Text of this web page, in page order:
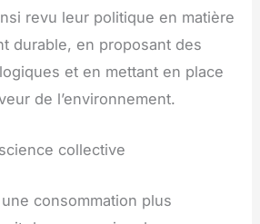
revu leur politique en matière
durable, en proposant des
et en mettant en place
de l’environnement.
collective
consommation plus